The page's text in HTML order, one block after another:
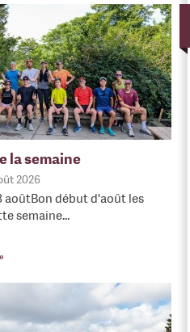
la semaine
2026
aoûtBon début d'août les
semaine…